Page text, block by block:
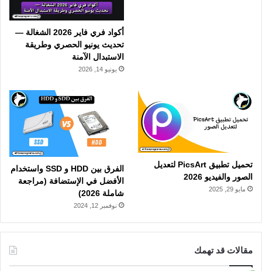
أكواد فري فاير 2026 الشغالة —
تحديث يونيو الحصري وطريقة
الاستبدال الآمنة
يونيو 14, 2026
تحميل تطبيق PicsArt لتعديل
الصور والفيديو 2026
مايو 29, 2025
الفرق بين HDD و SSD واستخدام
الأفضل في الإستضافة (مراجعة
شاملة 2026)
نوفمبر 12, 2024
مقالات قد تهمك